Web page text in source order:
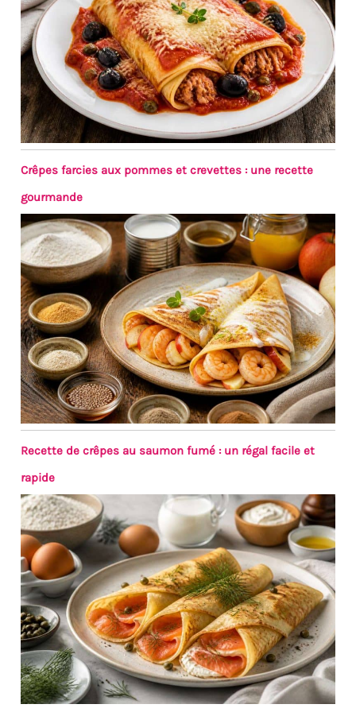
confitures, miel ou gelées au
petit-déjeuner. Explorez leurs
multiples usages pour
apporter organisation et style
à votre quotidien.
Crêpes farcies aux pommes et crevettes : une recette
gourmande
Recette de crêpes au saumon fumé : un régal facile et
rapide